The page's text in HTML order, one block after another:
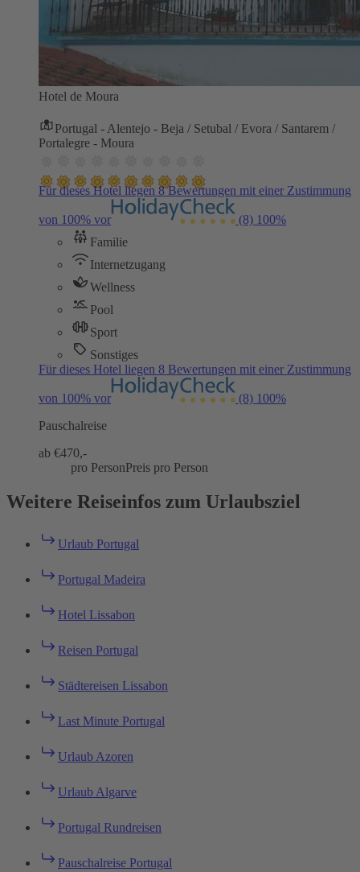
Hotel de Moura
Portugal - Alentejo - Beja / Setubal / Evora / Santarem /
Portalegre - Moura
Für dieses Hotel liegen 8 Bewertungen mit einer Zustimmung
von 100% vor (8) 100%
Familie
Internetzugang
Wellness
Pool
Sport
Sonstiges
Für dieses Hotel liegen 8 Bewertungen mit einer Zustimmung
von 100% vor (8) 100%
Pauschalreise
ab €470,-
pro PersonPreis pro Person
Weitere Reiseinfos zum Urlaubsziel
Urlaub Portugal
Portugal Madeira
Hotel Lissabon
Reisen Portugal
Städtereisen Lissabon
Last Minute Portugal
Urlaub Azoren
Urlaub Algarve
Portugal Rundreisen
Pauschalreise Portugal